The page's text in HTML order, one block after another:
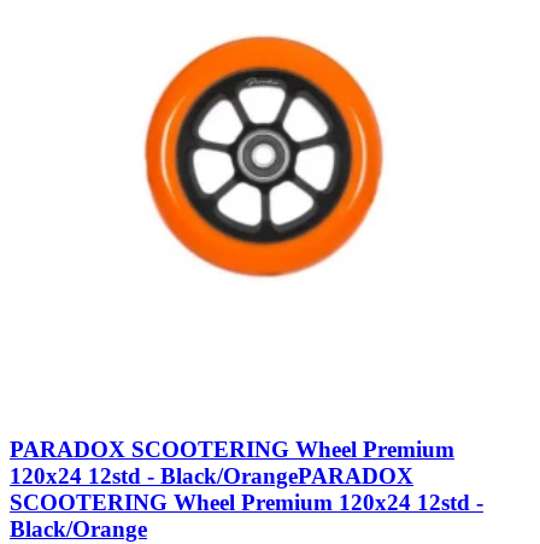
PARADOX SCOOTERING Wheel Premium
120x24 12std - Black/OrangePARADOX
SCOOTERING Wheel Premium 120x24 12std -
Black/Orange